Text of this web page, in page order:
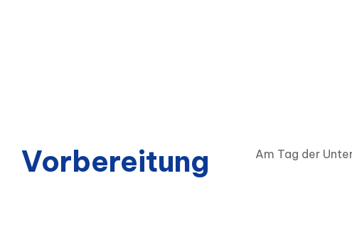
Vorbereitung Am Tag der